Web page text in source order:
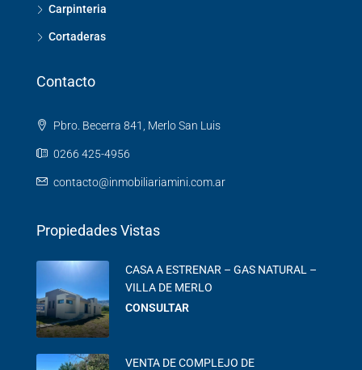
Carpinteria
Cortaderas
Contacto
Pbro. Becerra 841, Merlo San Luis
0266 425-4956
contacto@inmobiliariamini.com.ar
Propiedades Vistas
CASA A ESTRENAR – GAS NATURAL –
VILLA DE MERLO
CONSULTAR
VENTA DE COMPLEJO DE